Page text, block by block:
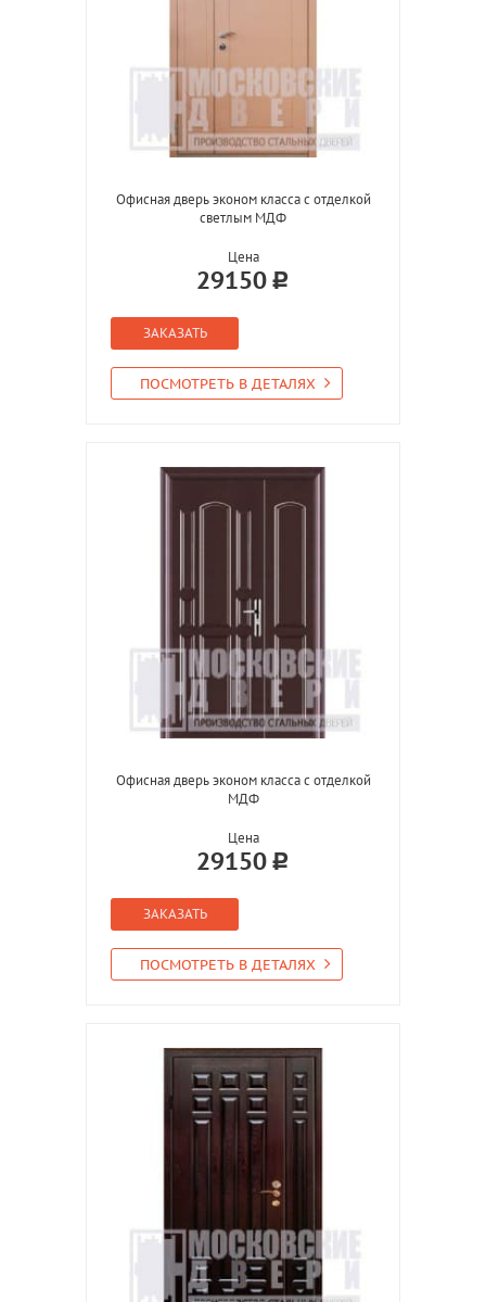
Офисная дверь эконом класса с отделкой
светлым МДФ
Цена
29150
ЗАКАЗАТЬ
ПОСМОТРЕТЬ В ДЕТАЛЯХ
Офисная дверь эконом класса с отделкой
МДФ
Цена
29150
ЗАКАЗАТЬ
ПОСМОТРЕТЬ В ДЕТАЛЯХ